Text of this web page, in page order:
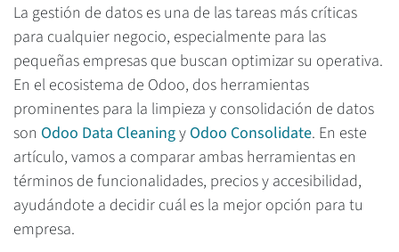
La gestión de datos es una de las tareas más críticas
para cualquier negocio, especialmente para las
pequeñas empresas que buscan optimizar su operativa.
En el ecosistema de Odoo, dos herramientas
prominentes para la limpieza y consolidación de datos
son Odoo Data Cleaningy Odoo Consolidate. En este
artículo, vamos a comparar ambas herramientas en
términos de funcionalidades, precios y accesibilidad,
ayudándote a decidir cuál es la mejor opción para tu
empresa.